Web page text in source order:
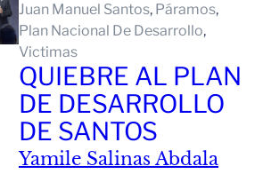
Juan Manuel Santos, Páramos
Plan Nacional De Desarrollo
Victimas
QUIEBRE AL PLAN
DE DESARROLLO
DE SANTOS
Yamile Salinas Abdala